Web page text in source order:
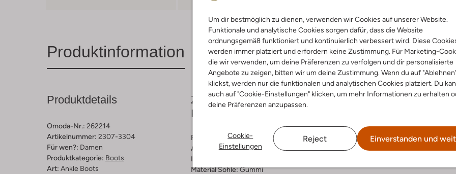
Um dir bestmöglich zu dienen, verwenden wir Cookies auf unserer Website.
Funktionale und analytische Cookies sorgen dafür, dass die Website
ordnungsgemäß funktioniert und kontinuierlich verbessert wird. Diese
werden immer platziert und erfordern keine Zustimmung. Für Marketing-
die wir verwenden, um deine Präferenzen zu verfolgen und dir personalisierte
Angebote zu zeigen, bitten wir um deine Zustimmung. Wenn du auf
klickst, werden nur die funktionalen und analytischen Cookies platziert. Du
auch auf "Cookie-Einstellungen" klicken, um mehr Informationen zu erhalten
deine Präferenzen anzupassen.
Cookie-
Einstellungen
Reject Einverstanden und
Produktinformation Lieferung & Rückgabe
Produktdetails
Omoda-Nr.: 262214
Artikelnummer: 2307-3304
Für wen?: Damen
Produktkategorie: Boots
Art: Ankle Boots
Zusammensetzung &
Passform
Farbe :
Beige
Außenmaterial:Wildleder
Innenmaterial:
Material Sohle:Gummi